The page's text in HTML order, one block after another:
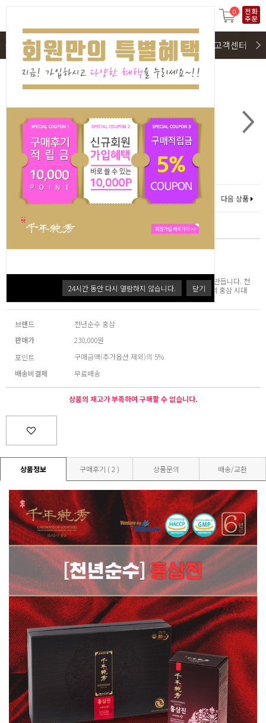
24시간 동안 다시 열람하지 않습니다. 닫기
0
품구매 SALE(회원전용) 이벤트 및 구매후기 고객센터
이전상품 다음 상품
기술력이 진세노사이드 차이를, 바른 생각이 이로움과 효능의 차이를 만듭니다. 천
년의 품격을 순수하게 담았습니다. 귀한 분을 위한 최고의 선택, 고품격 홍삼 시대
브랜드
천년순수 홍삼
판매가
230,000원
포인트
구매금액(추가옵션 제외)의 5%
배송비결제
무료배송
상품의 재고가 부족하여 구매할 수 없습니다.
상품정보 구매후기 ( 2 ) 상품문의 배송/교환